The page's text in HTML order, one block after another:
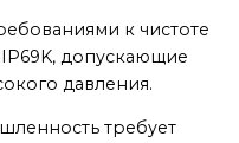
к чистоте
допускающие
давления.
требует